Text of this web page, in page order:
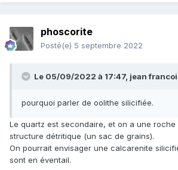
phoscorite
Posté(e) 5 septembre 2022
Le 05/09/2022 à 17:47, jean
pourquoi parler de oolithe silicifiée.
Le quartz est secondaire, et on a une
structure détritique (un sac de grains).
On pourrait envisager une calcarenite
sont en éventail.